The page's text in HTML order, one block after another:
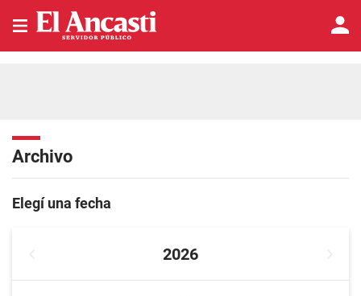
Archivo
Elegí una fecha
2026